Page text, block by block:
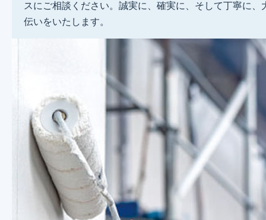
スにご相談ください。誠実に、確実に、そして丁寧に、
伝いをいたします。